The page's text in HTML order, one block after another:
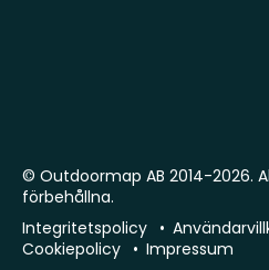
© Outdoormap AB 2014-2026.
förbehållna.
Integritetspolicy
Cookiepolicy
Impressum